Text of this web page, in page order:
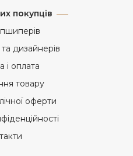
покупців
дизайнерів
і оплата
товару
оферти